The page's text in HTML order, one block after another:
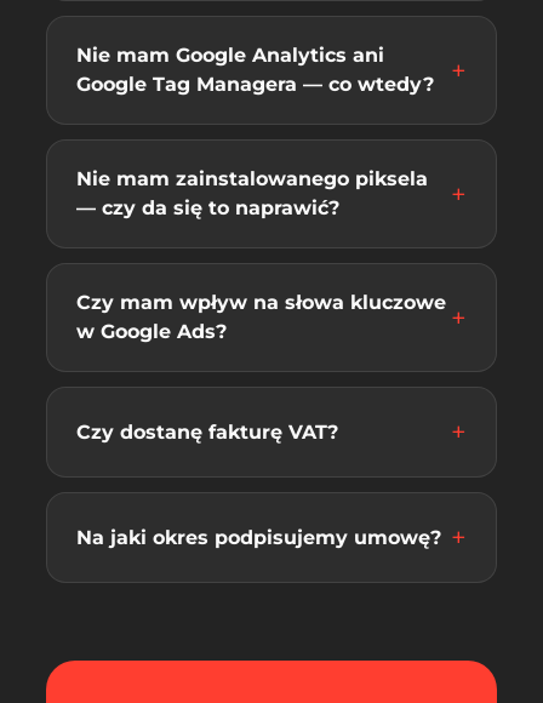
Nie mam Google Analytics ani
Google Tag Managera — co wtedy?
Nie mam zainstalowanego piksela
— czy da się to naprawić?
Czy mam wpływ na słowa kluczowe
w Google Ads?
Czy dostanę fakturę VAT?
Na jaki okres podpisujemy umowę?